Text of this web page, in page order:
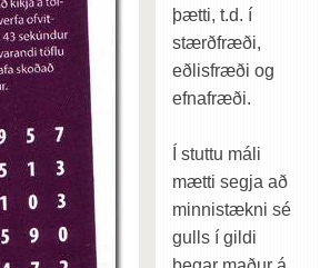
þætti, t.d. í
stærðfræði,
eðlisfræði og
efnafræði.
Í stuttu máli
mætti segja að
minnistækni sé
gulls í gildi